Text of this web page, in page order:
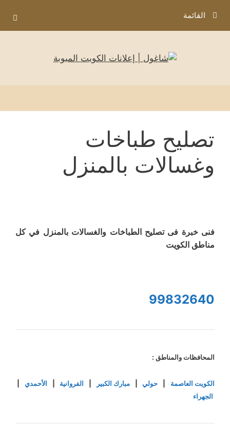
المحتوى
القائمة
تصليح طباخات
وغسالات بالمنزل
فنى خبرة فى تصليح الطباخات والغسالات بالمنزل في كل
مناطق الكويت
99832640
المحافظات والمناطق :
الكويت العاصمة حولي|مبارك الكبير الفروانية الأحمدي
الجهراء